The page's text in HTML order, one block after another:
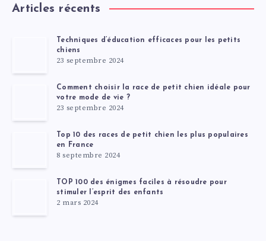
Articles récents
Techniques d’éducation efficaces pour les petits
chiens
23 septembre 2024
Comment choisir la race de petit chien idéale pour
votre mode de vie ?
23 septembre 2024
Top 10 des races de petit chien les plus populaires
en France
8 septembre 2024
TOP 100 des énigmes faciles à résoudre pour
stimuler l’esprit des enfants
2 mars 2024